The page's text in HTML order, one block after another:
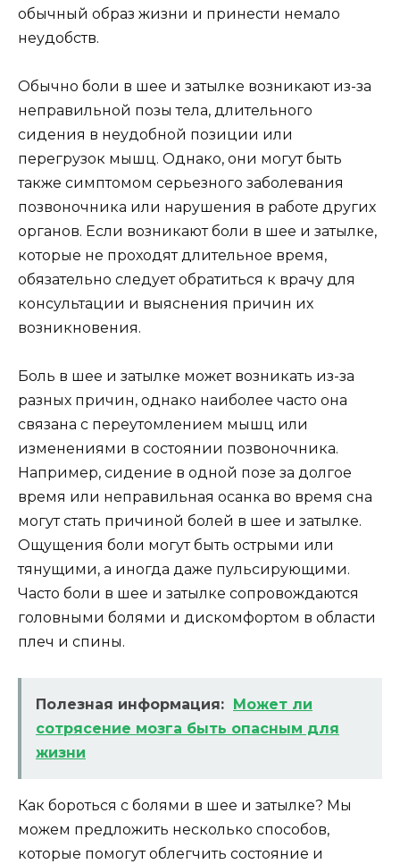
обычный образ жизни и принести немало
неудобств.
Обычно боли в шее и затылке возникают из-за
неправильной позы тела, длительного
сидения в неудобной позиции или
перегрузок мышц. Однако, они могут быть
также симптомом серьезного заболевания
позвоночника или нарушения в работе других
органов. Если возникают боли в шее и затылке,
которые не проходят длительное время,
обязательно следует обратиться к врачу для
консультации и выяснения причин их
возникновения.
Боль в шее и затылке может возникать из-за
разных причин, однако наиболее часто она
связана с переутомлением мышц или
изменениями в состоянии позвоночника.
Например, сидение в одной позе за долгое
время или неправильная осанка во время сна
могут стать причиной болей в шее и затылке.
Ощущения боли могут быть острыми или
тянущими, а иногда даже пульсирующими.
Часто боли в шее и затылке сопровождаются
головными болями и дискомфортом в области
плеч и спины.
Полезная информация:
Может ли
сотрясение мозга быть опасным для
жизни
Как бороться с болями в шее и затылке? Мы
можем предложить несколько способов,
которые помогут облегчить состояние и